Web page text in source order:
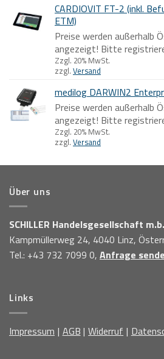
CARDIOVIT FT-2 (inkl.
ETM)
Preise werden außerhalb
angezeigt! Bitte
Zzgl. 20% MwSt.
zzgl. Versand
medilog DARWIN2
Preise werden außerhalb
angezeigt! Bitte
Zzgl. 20% MwSt.
zzgl. Versand
Über uns
SCHILLER Handelsgesellschaft
Kampmüllerweg 24, 4040 Linz,
Tel.: +43 732 7099 0, Anfrage
Links
Impressum AGB Widerruf